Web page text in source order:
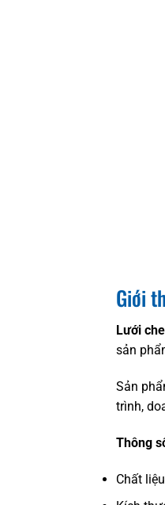
Giới
Lưới
sản
Sản
trình,
Thông
Chất